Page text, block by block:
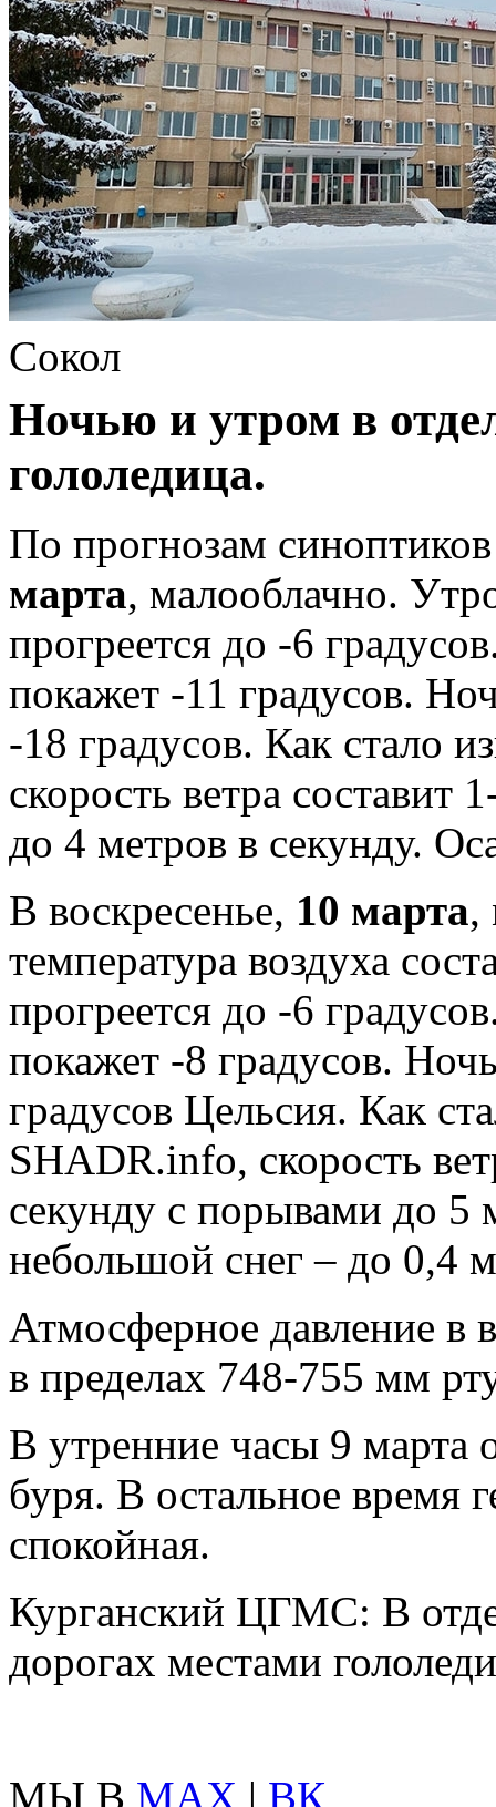
Сокол
Ночью и утром в
гололедица.
По прогнозам
марта, малооблачно.
прогреется до -6
покажет -11 градусов.
-18 градусов. Как стало
скорость ветра составит
до 4 метров в секунду.
В воскресенье, 10 марта,
температура воздуха
прогреется до -6
покажет -8 градусов.
градусов Цельсия. Как
SHADR.info, скорость
секунду с порывами до 5
небольшой снег – до 0,4
Атмосферное давление в
в пределах 748-755 мм
В утренние часы 9 марта
буря. В остальное время
спокойная.
Курганский ЦГМС: В
дорогах местами
МЫ В MAX | ВК